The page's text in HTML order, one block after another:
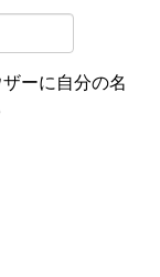
ーに自分の名